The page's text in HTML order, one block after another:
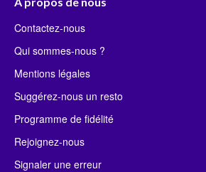
Contactez-nous
Qui sommes-nous ?
Mentions légales
Suggérez-nous un resto
Programme de fidélité
Rejoignez-nous
Signaler une erreur